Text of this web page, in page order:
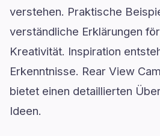
verstehen. Praktische
verständliche Erklärungen
Kreativität. Inspiration
Erkenntnisse. Rear View
bietet einen detaillierten
Ideen.